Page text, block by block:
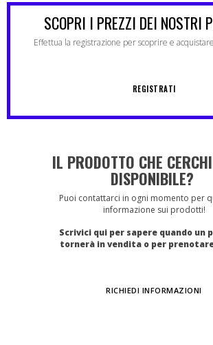
SCOPRI I PREZZI DEI NOSTRI
Effettua la registrazione per scoprire e
REGISTRATI
IL PRODOTTO CHE
DISPONIBILE?
Puoi contattarci in ogni momento per
informazione sui prodotti!
Scrivici qui per sapere quando un
tornerà in vendita o per
RICHIEDI INFORMAZIONI